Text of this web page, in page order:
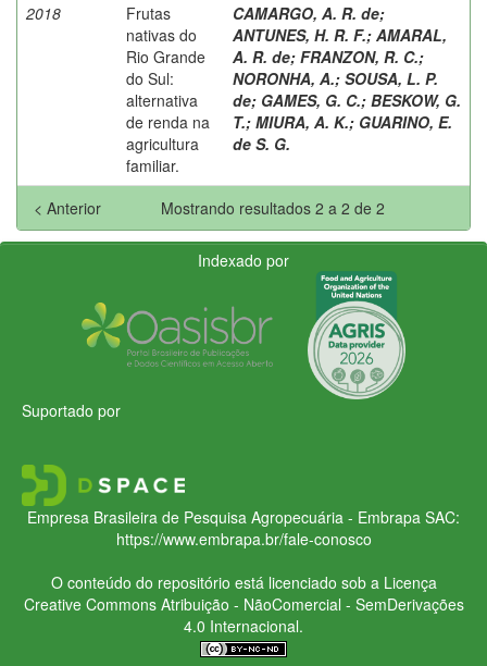
2018
Frutas
nativas do
Rio Grande
do Sul:
alternativa
de renda na
agricultura
familiar.
CAMARGO, A. R. de;
ANTUNES, H. R. F.; AMARAL,
A. R. de; FRANZON, R. C.;
NORONHA, A.; SOUSA, L. P.
de; GAMES, G. C.; BESKOW, G.
T.; MIURA, A. K.; GUARINO, E.
de S. G.
Mostrando resultados 2 a 2 de 2
< Anterior
Indexado por
Suportado por
Empresa Brasileira de Pesquisa Agropecuária - Embrapa SAC:
https://www.embrapa.br/fale-conosco
O conteúdo do repositório está licenciado sob a Licença
Creative CommonsAtribuição - NãoComercial - SemDerivações
4.0 Internacional.